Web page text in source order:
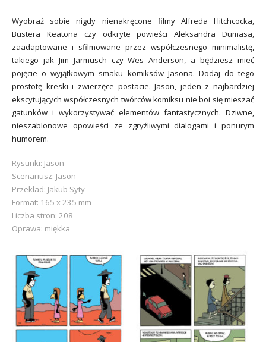
Wyobraź sobie nigdy nienakręcone filmy Alfreda Hitchcocka,
Bustera Keatona czy odkryte powieści Aleksandra Dumasa,
zaadaptowane i sfilmowane przez współczesnego minimalistę,
takiego jak Jim Jarmusch czy Wes Anderson, a będziesz mieć
pojęcie o wyjątkowym smaku komiksów Jasona. Dodaj do tego
prostotę kreski i zwierzęce postacie. Jason, jeden z najbardziej
ekscytujących współczesnych twórców komiksu nie boi się mieszać
gatunków i wykorzystywać elementów fantastycznych. Dziwne,
nieszablonowe opowieści ze zgryźliwymi dialogami i ponurym
humorem.
Rysunki: Jason
Scenariusz: Jason
Przekład: Jakub Syty
Format: 165 x 235 mm
Liczba stron: 208
Oprawa: miękka